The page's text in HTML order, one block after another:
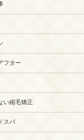
フター
い縮毛矯正
スパ